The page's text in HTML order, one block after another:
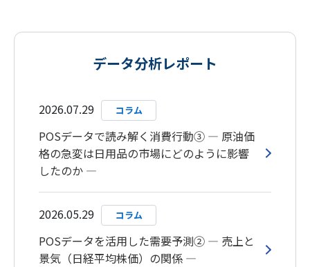
データ分析レポート
2026.07.29 コラム
POSデータで読み解く消費行動③ ― 原油価
格の急変は日用品の市場にどのように影響
したのか ―
2026.05.29 コラム
POSデータを活用した需要予測② ― 売上と
景気（日経平均株価）の関係 ―